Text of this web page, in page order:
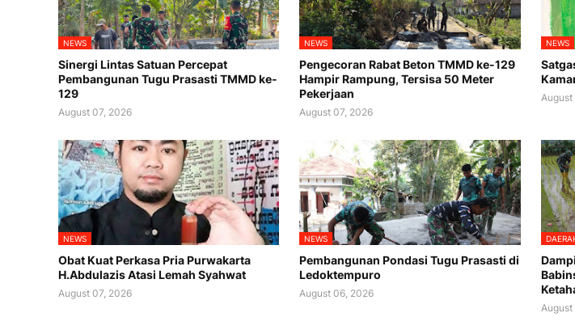
NEWS
Sinergi Lintas Satuan Percepat
Pembangunan Tugu Prasasti TMMD ke-
129
August 07, 2026
NEWS
Pengecoran Rabat Beton TMMD ke-129
Hampir Rampung, Tersisa 50 Meter
Pekerjaan
August 07, 2026
NEWS
August
NEWS
Obat Kuat Perkasa Pria Purwakarta
H.Abdulazis Atasi Lemah Syahwat
August 07, 2026
NEWS
Pembangunan Pondasi Tugu Prasasti di
Ledoktempuro
August 06, 2026